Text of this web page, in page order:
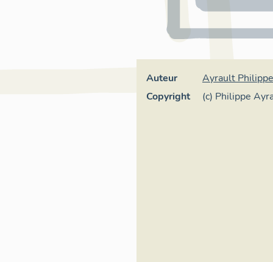
Auteur
Ayrault Philippe
Copyright
(c) Philippe